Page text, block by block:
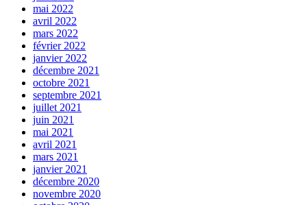
mai 2022
avril 2022
mars 2022
février 2022
janvier 2022
décembre 2021
octobre 2021
septembre 2021
juillet 2021
juin 2021
mai 2021
avril 2021
mars 2021
janvier 2021
décembre 2020
novembre 2020